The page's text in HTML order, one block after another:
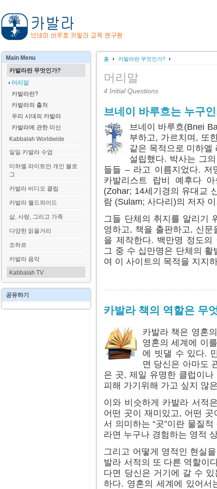
홈 카발라란 무엇인가?
머리말
4 Initial Questions
브네이 바루흐는 누구
브네이 바루흐(Bnei
부하고, 가르치며, 또
같은 목적으로 미하엘
설립했다. 박사는 그
들들 – 라고 이름지었다. 저
카발리스트 랍비 예후다
(Zohar; 14세기경의 유대교
람 (Sulam; 사다리)의 저자
그들 단체의 취지를 알리기
영하고, 책을 출판하고, 신
을 제작한다. 백만명 정도
그 중 수 십만명은 단체의
여 이 사이트의 목적을 지지
카발라 책의 역할은 무
카발라 책은 영혼
영혼의 세계에 이
에 빗댈 수 있다.
면 당신은 아마도
은 곳, 제일 유명한 클럽이
피해 가기위해 가고 싶지 않
이와 비슷하게 카발라 서적
어떤 곳이 재미있고, 어떤
서 의미하는 “곳”이란 물질
라면 누구나 경험하는 영적
그리고 어떻게 영적인 현실
발라 서적의 또 다른 역할이
다면 당신은 거기에 갈 수
하다. 영혼의 세계에 있어
Main Menu
카발라란 무엇인가?
머리말
카발라란?
카발라의 출처
우리 시대의 카발라
카발라에 관한 미신
Kabbalah Worldwide
일일 카발라 수업
미하엘 라이트만 개인 블로
그
카발라 비디오 클립
카발라 월드와이드
삶, 사랑, 그리고 가족
다양한 읽을거리
조하르
카발라 음악
Kabbalah TV
공유하기